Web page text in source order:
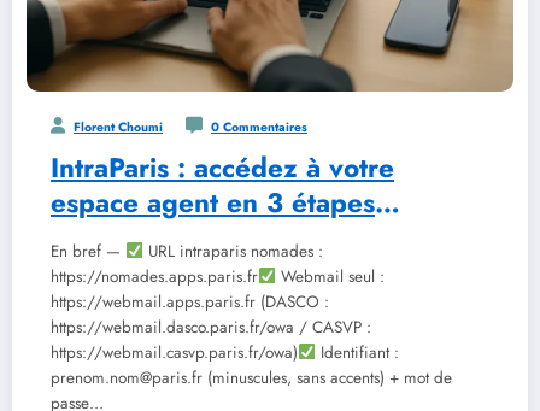
Florent Choumi 0 Commentaires
IntraParis : accédez à votre
espace agent en 3 étapes
sécurisées
En bref —
URL intraparis nomades :
https://nomades.apps.paris.fr
Webmail seul :
https://webmail.apps.paris.fr (DASCO :
https://webmail.dasco.paris.fr/owa / CASVP :
https://webmail.casvp.paris.fr/owa)
Identifiant :
prenom.nom@paris.fr (minuscules, sans accents) + mot de
passe…